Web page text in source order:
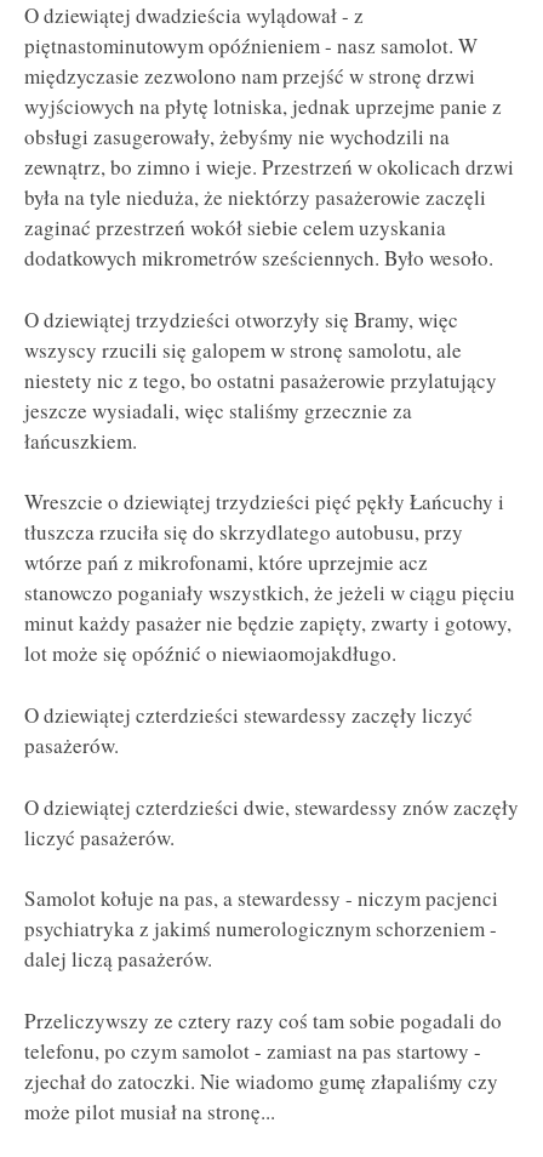
O dziewiątej dwadzieścia wylądował - z
piętnastominutowym opóźnieniem - nasz samolot. W
międzyczasie zezwolono nam przejść w stronę drzwi
wyjściowych na płytę lotniska, jednak uprzejme panie z
obsługi zasugerowały, żebyśmy nie wychodzili na
zewnątrz, bo zimno i wieje. Przestrzeń w okolicach drzwi
była na tyle nieduża, że niektórzy pasażerowie zaczęli
zaginać przestrzeń wokół siebie celem uzyskania
dodatkowych mikrometrów sześciennych. Było wesoło.
O dziewiątej trzydzieści otworzyły się Bramy, więc
wszyscy rzucili się galopem w stronę samolotu, ale
niestety nic z tego, bo ostatni pasażerowie przylatujący
jeszcze wysiadali, więc staliśmy grzecznie za
łańcuszkiem.
Wreszcie o dziewiątej trzydzieści pięć pękły Łańcuchy i
tłuszcza rzuciła się do skrzydlatego autobusu, przy
wtórze pań z mikrofonami, które uprzejmie acz
stanowczo poganiały wszystkich, że jeżeli w ciągu pięciu
minut każdy pasażer nie będzie zapięty, zwarty i gotowy,
lot może się opóźnić o niewiaomojakdługo.
O dziewiątej czterdzieści stewardessy zaczęły liczyć
pasażerów.
O dziewiątej czterdzieści dwie, stewardessy znów zaczęły
liczyć pasażerów.
Samolot kołuje na pas, a stewardessy - niczym pacjenci
psychiatryka z jakimś numerologicznym schorzeniem -
dalej liczą pasażerów.
Przeliczywszy ze cztery razy coś tam sobie pogadali do
telefonu, po czym samolot - zamiast na pas startowy -
zjechał do zatoczki. Nie wiadomo gumę złapaliśmy czy
może pilot musiał na stronę...